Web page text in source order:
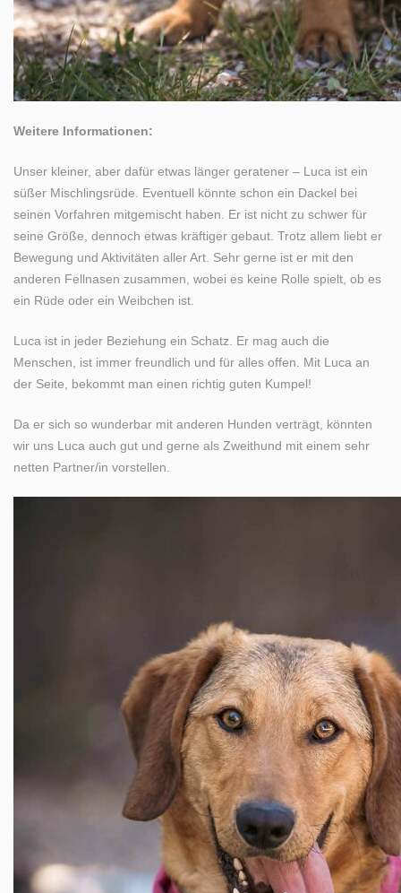
Weitere Informationen:
Unser kleiner, aber dafür etwas länger geratener – Luca ist ein
süßer Mischlingsrüde. Eventuell könnte schon ein Dackel bei
seinen Vorfahren mitgemischt haben. Er ist nicht zu schwer für
seine Größe, dennoch etwas kräftiger gebaut. Trotz allem liebt er
Bewegung und Aktivitäten aller Art. Sehr gerne ist er mit den
anderen Fellnasen zusammen, wobei es keine Rolle spielt, ob es
ein Rüde oder ein Weibchen ist.
Luca ist in jeder Beziehung ein Schatz. Er mag auch die
Menschen, ist immer freundlich und für alles offen. Mit Luca an
der Seite, bekommt man einen richtig guten Kumpel!
Da er sich so wunderbar mit anderen Hunden verträgt, könnten
wir uns Luca auch gut und gerne als Zweithund mit einem sehr
netten Partner/in vorstellen.